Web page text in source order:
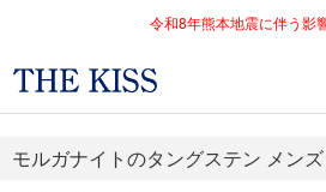
令和8年熊本地震に伴う影
モルガナイトのタングステン メン